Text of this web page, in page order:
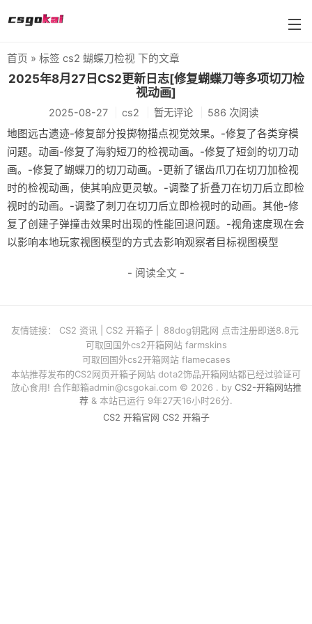
farmskins
88dog
flamecases
88hash-jp
首页 » 标签 cs2 蝴蝶刀检视 下的文章
2025年8月27日CS2更新日志[修复蝴蝶刀等多项切刀检
视动画]
2025-08-27 cs2 暂无评论 586 次阅读
地图远古遗迹-修复部分投掷物描点视觉效果。-修复了各类穿模
问题。动画-修复了海豹短刀的检视动画。-修复了短剑的切刀动
画。-修复了蝴蝶刀的切刀动画。-更新了锯齿爪刀在切刀加检视
时的检视动画，使其响应更灵敏。-调整了折叠刀在切刀后立即检
视时的动画。-调整了刺刀在切刀后立即检视时的动画。其他-修
复了创建子弹撞击效果时出现的性能回退问题。-视角速度现在会
以影响本地玩家视图模型的方式去影响观察者目标视图模型
- 阅读全文 -
友情链接： CS2 资讯 CS2 开箱子
88dog钥匙网 点击注册即送8.8元
可取回国外cs2开箱网站 farmskins
可取回国外cs2开箱网站 flamecases
本站推荐发布的CS2网页开箱子网站 dota2饰品开箱网站都已经过验证可
放心食用! 合作邮箱admin@csgokai.com© 2026 . by CS2-开箱网站推
荐 & 本站已运行 9年27天16小时26分.
CS2 开箱官网 CS2 开箱子